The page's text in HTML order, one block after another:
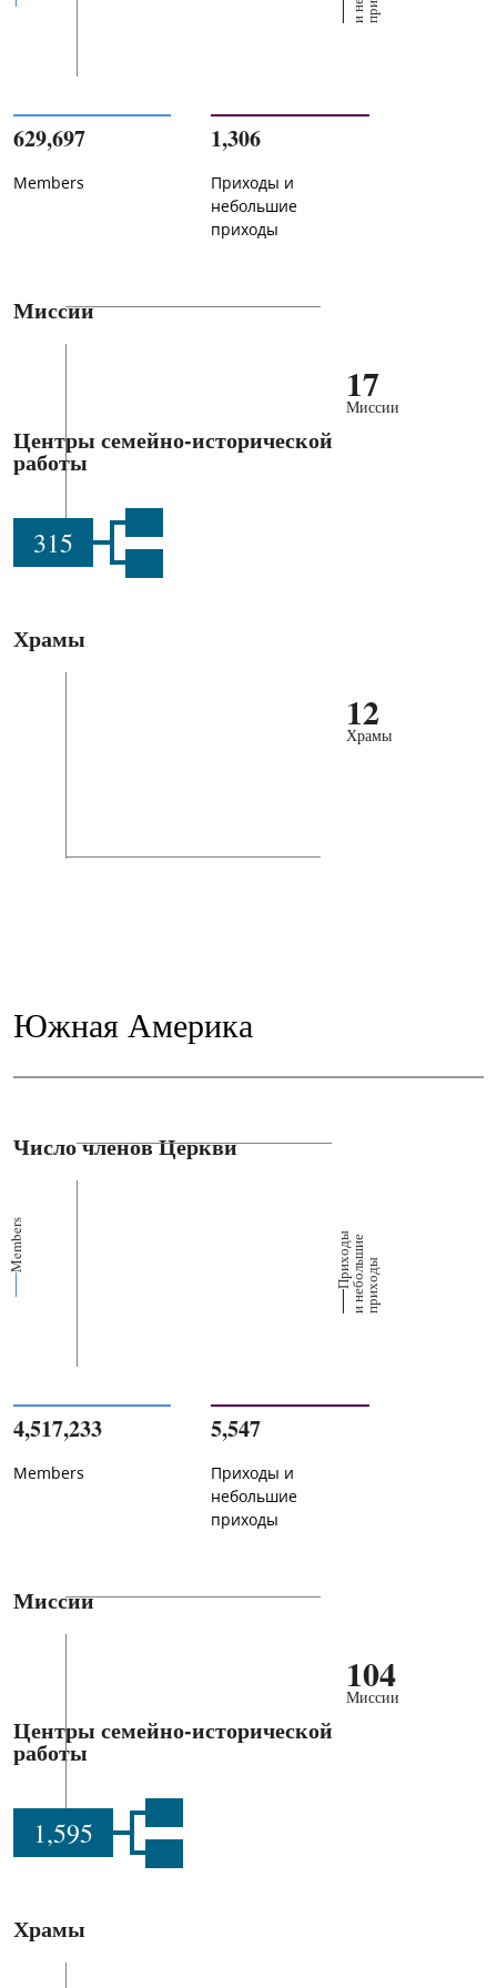
629,697
Members
1,306
Приходы и
небольшие
приходы
Миссии
17
Миссии
Центры семейно-исторической
работы
315
Храмы
12
Храмы
Южная Америка
Число членов Церкви
Members П
р
их
о
д
ы
и
н
е
б
о
ль
ш
ие
п
р
и
х
о
ды
4,517,233
Members
5,547
Приходы и
небольшие
приходы
Миссии
104
Миссии
Центры семейно-исторической
работы
1,595
Храмы